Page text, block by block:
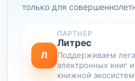
только для
Л
ПАРТНЕР
Литрес
Поддерживаем
электронных книг
книжной